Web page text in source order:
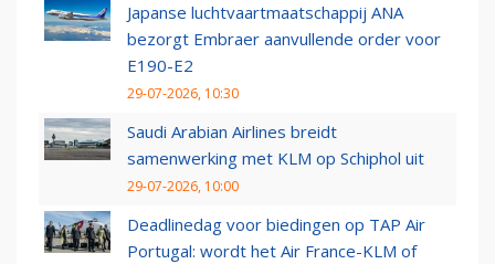
Japanse luchtvaartmaatschappij ANA
bezorgt Embraer aanvullende order voor
E190-E2
29-07-2026, 10:30
Saudi Arabian Airlines breidt
samenwerking met KLM op Schiphol uit
29-07-2026, 10:00
Deadlinedag voor biedingen op TAP Air
Portugal: wordt het Air France-KLM of